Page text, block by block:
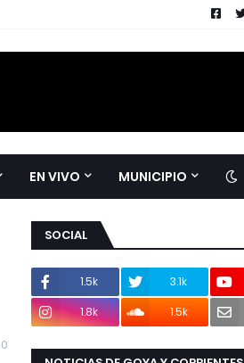
EN VIVO MUNICIPIO
0
SOCIAL
1.5k 3.1k
1.8k
1.5k